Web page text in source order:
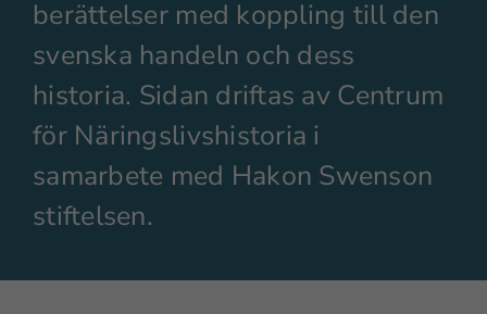
berättelser med koppling till den
svenska handeln och dess
historia. Sidan driftas av Centrum
för Näringslivshistoria i
samarbete med Hakon Swenson
stiftelsen.